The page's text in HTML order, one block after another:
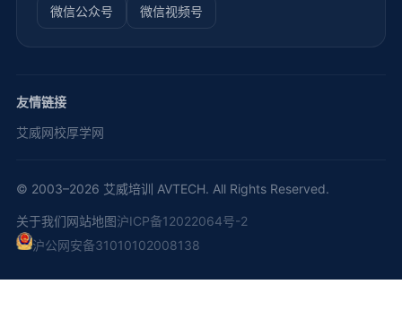
微信公众号 微信视频号
友情链接
艾威网校厚学网
© 2003–2026 艾威培训 AVTECH. All Rights Reserved.
关于我们网站地图沪ICP备12022064号-2
沪公网安备31010102008138